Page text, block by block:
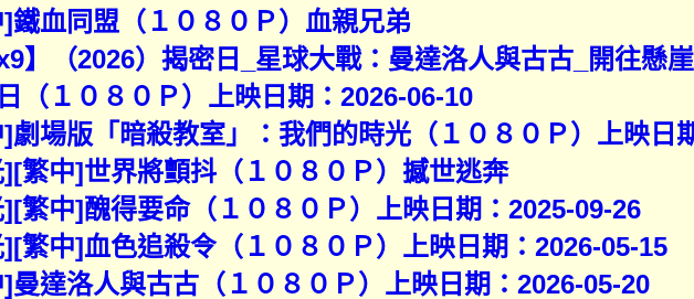
鐵血同盟（１０８０Ｐ）血親兄弟
x9】（2026）揭密日_星球大戰：曼達洛人與古古_開往懸
（１０８０Ｐ）上映日期：2026-06-10
劇場版「暗殺教室」：我們的時光（１０８０Ｐ）上映日
繁中]世界將顫抖（１０８０Ｐ）撼世逃奔
繁中]醜得要命（１０８０Ｐ）上映日期：2025-09-26
繁中]血色追殺令（１０８０Ｐ）上映日期：2026-05-15
曼達洛人與古古（１０８０Ｐ）上映日期：2026-05-20